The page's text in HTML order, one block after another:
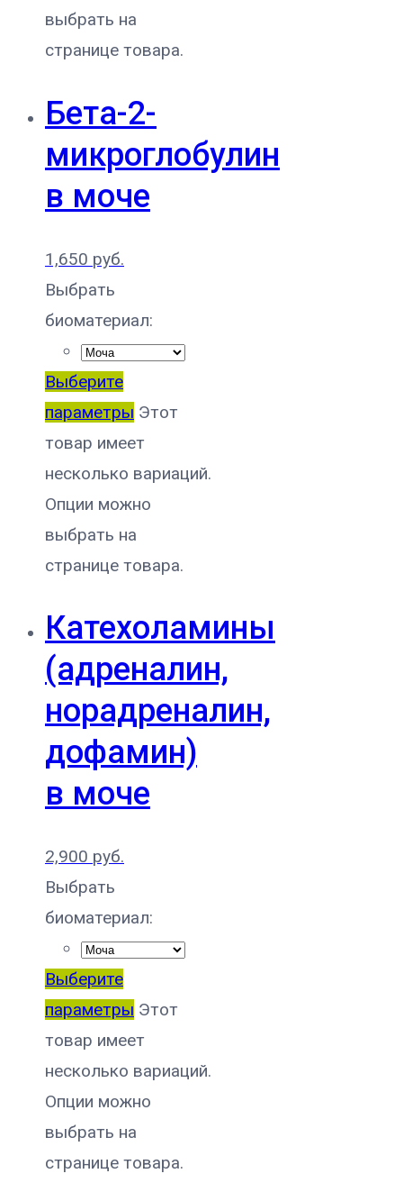
выбрать на
странице товара.
Бета-2-
микроглобулин
в моче
1,650 руб.
Выбрать
биоматериал:
Выберите
параметры Этот
товар имеет
несколько вариаций.
Опции можно
выбрать на
странице товара.
Катехоламины
(адреналин,
норадреналин,
дофамин)
в моче
2,900 руб.
Выбрать
биоматериал:
Выберите
параметры Этот
товар имеет
несколько вариаций.
Опции можно
выбрать на
странице товара.